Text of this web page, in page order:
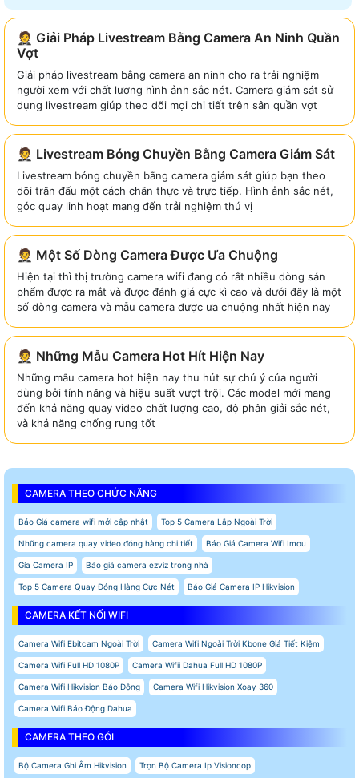
🤵 Giải Pháp Livestream Bằng Camera An Ninh Quần
Vợt
Giải pháp livestream bằng camera an ninh cho ra trải nghiệm
người xem với chất lương hình ảnh sắc nét. Camera giám sát sử
dụng livestream giúp theo dõi mọi chi tiết trên sân quần vợt
🤵 Livestream Bóng Chuyền Bằng Camera Giám Sát
Livestream bóng chuyền bằng camera giám sát giúp bạn theo
dõi trận đấu một cách chân thực và trực tiếp. Hình ảnh sắc nét,
góc quay linh hoạt mang đến trải nghiệm thú vị
🤵 Một Số Dòng Camera Được Ưa Chuộng
Hiện tại thì thị trường camera wifi đang có rất nhiều dòng sản
phẩm được ra mắt và được đánh giá cực kì cao và dưới đây là một
số dòng camera và mẫu camera được ưa chuộng nhất hiện nay
🤵 Những Mẫu Camera Hot Hít Hiện Nay
Những mẫu camera hot hiện nay thu hút sự chú ý của người
dùng bởi tính năng và hiệu suất vượt trội. Các model mới mang
đến khả năng quay video chất lượng cao, độ phân giải sắc nét,
và khả năng chống rung tốt
CAMERA THEO CHỨC NĂNG
Báo Giá camera wifi mới cập nhật Top 5 Camera Lắp Ngoài Trời
Những camera quay video đóng hàng chi tiết Báo Giá Camera Wifi Imou
Gía Camera IP Báo giá camera ezviz trong nhà
Top 5 Camera Quay Đóng Hàng Cực Nét Báo Giá Camera IP Hikvision
CAMERA KẾT NỐI WIFI
Camera Wifi Ebitcam Ngoài Trời Camera Wifi Ngoài Trời Kbone Giá Tiết Kiệm
Camera Wifi Full HD 1080P Camera Wifii Dahua Full HD 1080P
Camera Wifi Hikvision Báo Động Camera Wifi Hikvision Xoay 360
Camera Wifi Báo Động Dahua
CAMERA THEO GÓI
Bộ Camera Ghi Âm Hikvision Trọn Bộ Camera Ip Visioncop